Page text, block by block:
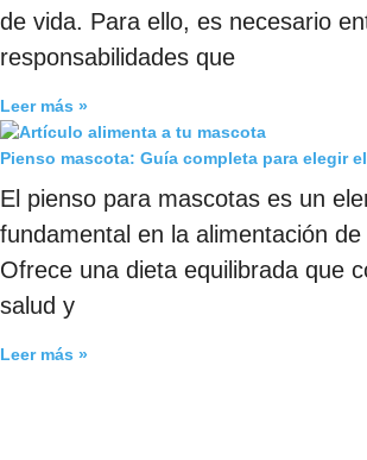
de vida. Para ello, es necesario
responsabilidades que
Leer más »
Pienso mascota: Guía completa para elegir
El pienso para mascotas es un
fundamental en la alimentación
Ofrece una dieta equilibrada que
salud y
Leer más »